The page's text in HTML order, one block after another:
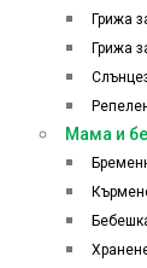
Грижа
Грижа
Мама и